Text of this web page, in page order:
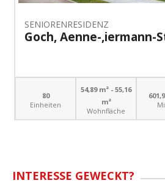
SENIORENRESIDENZ
Goch, Aenne-,iermann-
80
Einheiten
54,89 m² - 55,16
m²
Wohnfläche
INTERESSE GEWECKT?